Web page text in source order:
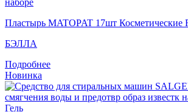
Пластырь MATOPAT 17шт Косметические
БЭЛЛА
Подробнее
Новинка